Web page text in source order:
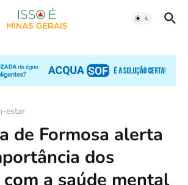
estar
de Formosa alerta
dos
a saúde mental